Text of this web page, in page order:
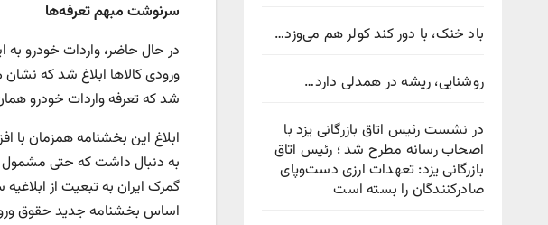
باد خنک، با دور کند کولر هم می‌وزد…
روشنایی، ریشه در همدلی دارد…
در نشست رئیس اتاق بازرگانی یزد با
اصحاب رسانه مطرح شد ؛ رئیس اتاق
بازرگانی یزد: تعهدات ارزی دست‌وپای
صادرکنندگان را بسته است
سرنوشت مبهم تعرفه‌ها
در حال حاضر، واردات خودرو
ورودی کالاها ابلاغ شد که نشان
شد که تعرفه واردات خودرو همان رقم ۱۰۰
به دنبال داشت که حتی مشمول
گمرک ایران به تبعیت از
اساس بخشنامه جدید حقوق ورودی